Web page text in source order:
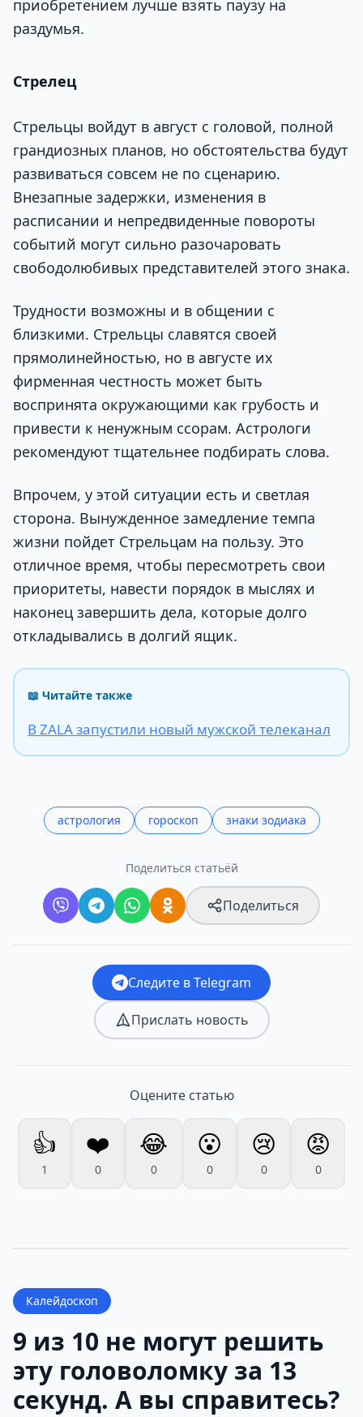
приобретением лучше взять паузу на
раздумья.
Стрелец
Стрельцы войдут в август с головой, полной
грандиозных планов, но обстоятельства будут
развиваться совсем не по сценарию.
Внезапные задержки, изменения в
расписании и непредвиденные повороты
событий могут сильно разочаровать
свободолюбивых представителей этого знака.
Трудности возможны и в общении с
близкими. Стрельцы славятся своей
прямолинейностью, но в августе их
фирменная честность может быть
воспринята окружающими как грубость и
привести к ненужным ссорам. Астрологи
рекомендуют тщательнее подбирать слова.
Впрочем, у этой ситуации есть и светлая
сторона. Вынужденное замедление темпа
жизни пойдет Стрельцам на пользу. Это
отличное время, чтобы пересмотреть свои
приоритеты, навести порядок в мыслях и
наконец завершить дела, которые долго
откладывались в долгий ящик.
📖 Читайте также
В ZALA запустили новый мужской телеканал
астрология гороскоп знаки зодиака
Поделиться статьёй
Поделиться
Следите в Telegram
Прислать новость
Оцените статью
👍
1
❤️
0
😂
0
😮
0
😢
0
😡
0
Калейдоскоп
9 из 10 не могут решить
эту головоломку за 13
секунд. А вы справитесь?